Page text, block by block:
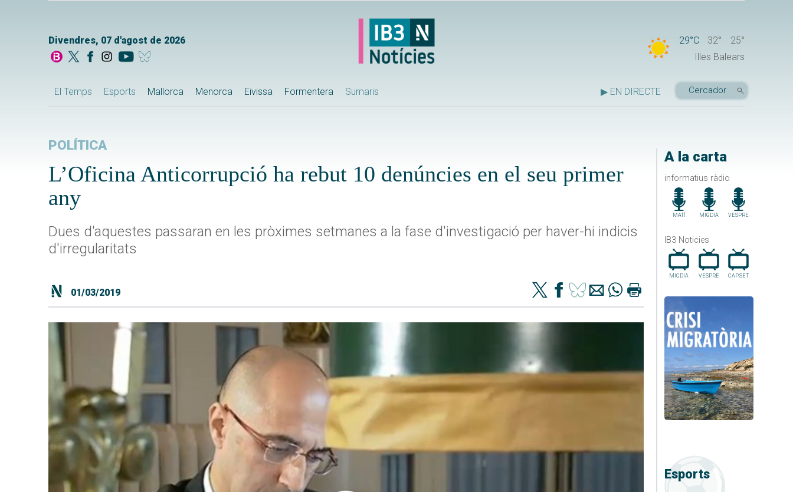
Divendres, 07 d'agost de 2026 29°C 32°
25°
Illes Balears
El Temps Esports Mallorca Menorca Eivissa Formentera Sumaris ▶ EN DIRECTE
A la carta
informatius ràdio
MATÍ MIGDIA VESPRE
IB3 Noticies
MIGDIA VESPRE CAP.SET
Esports
POLÍTICA
L’Oficina Anticorrupció ha rebut 10 denúncies en el seu primer
any
Dues d'aquestes passaran en les pròximes setmanes a la fase d'investigació per haver-hi indicis
d'irregularitats
01/03/2019